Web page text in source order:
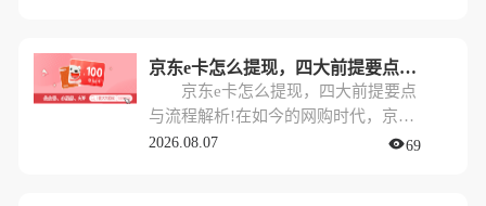
一不小心就多了起来，甚至还有未拆
封的“套装”。
京东e卡怎么提现，四大前提要点与流程解析!
京东e卡怎么提现，四大前提要点
与流程解析!在如今的网购时代，京东
e卡因其versatile的使用场景和便捷
2026.08.07 69